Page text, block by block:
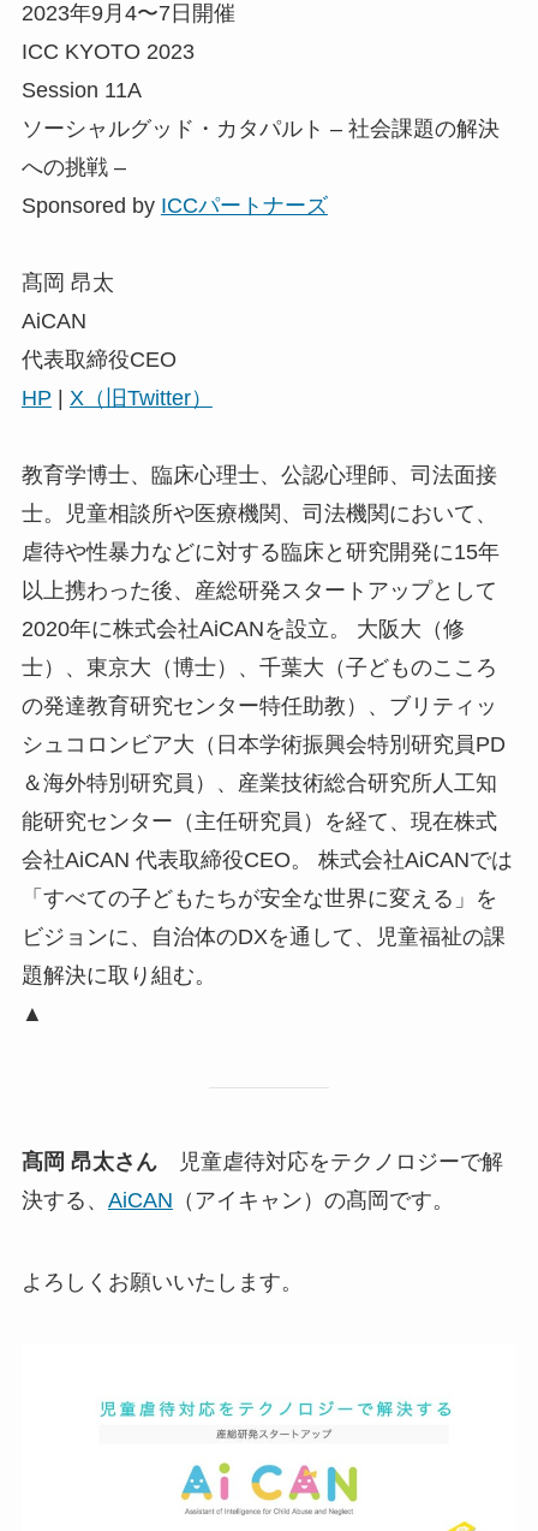
2023年9月4〜7日開催
ICC KYOTO 2023
Session 11A
ソーシャルグッド・カタパルト – 社会課題の解決
への挑戦 –
Sponsored by ICCパートナーズ
髙岡 昂太
AiCAN
代表取締役CEO
HP
X（旧Twitter）
教育学博士、臨床心理士、公認心理師、司法面接
士。児童相談所や医療機関、司法機関において、
虐待や性暴力などに対する臨床と研究開発に15年
以上携わった後、産総研発スタートアップとして
2020年に株式会社AiCANを設立。 大阪大（修
士）、東京大（博士）、千葉大（子どものこころ
の発達教育研究センター特任助教）、ブリティッ
シュコロンビア大（日本学術振興会特別研究員PD
＆海外特別研究員）、産業技術総合研究所人工知
能研究センター（主任研究員）を経て、現在株式
会社AiCAN 代表取締役CEO。 株式会社AiCANでは
「すべての子どもたちが安全な世界に変える」を
ビジョンに、自治体のDXを通して、児童福祉の課
題解決に取り組む。
▲
髙岡 昂太さん児童虐待対応をテクノロジーで解
決する、 AiCAN （アイキャン）の髙岡です。
よろしくお願いいたします。